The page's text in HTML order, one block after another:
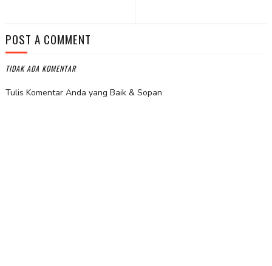
POST A COMMENT
TIDAK ADA KOMENTAR
Tulis Komentar Anda yang Baik & Sopan